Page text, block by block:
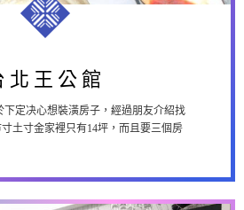
台北王公館
北王公館
下定决心想裝潢房子，經過朋友介紹找
土寸金家裡只有14坪，而且要三個房